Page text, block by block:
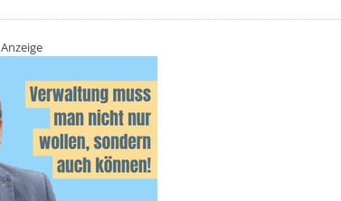
Anzeige